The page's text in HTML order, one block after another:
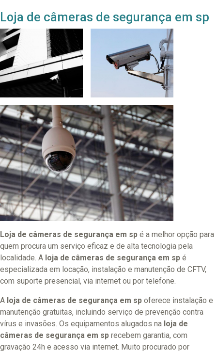
Loja de câmeras de segurança em sp
Loja de câmeras de segurança em sp é a melhor opção para
quem procura um serviço eficaz e de alta tecnologia pela
localidade. A loja de câmeras de segurança em sp é
especializada em locação, instalação e manutenção de CFTV,
com suporte presencial, via internet ou por telefone.
A loja de câmeras de segurança em sp oferece instalação e
manutenção gratuitas, incluindo serviço de prevenção contra
vírus e invasões. Os equipamentos alugados na loja de
câmeras de segurança em sp recebem garantia, com
gravação 24h e acesso via internet. Muito procurado por